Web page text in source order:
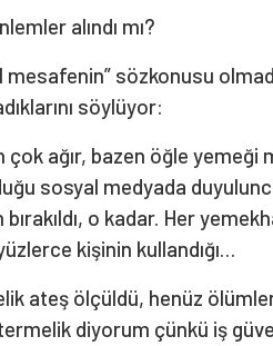
alındı mı?
sözkonusu
söylüyor:
çok ağır, bazen öğle yemeği
sosyal medyada
o kadar. Her
kişinin kullandığı…
ateş ölçüldü, henüz
diyorum çünkü iş